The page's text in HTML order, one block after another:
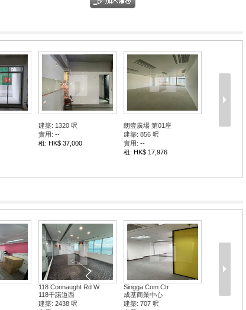
建築: 1320 呎
實用: --
租: HK$ 37,000
朗壹廣場 第01座
建築: 856 呎
實用: --
租: HK$ 17,976
118 Connaught Rd W
118干諾道西
建築: 2438 呎
Singga Com Ctr
成基商業中心
建築: 707 呎